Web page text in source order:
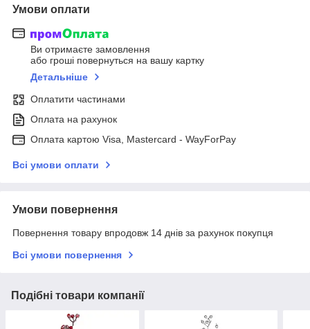
Умови оплати
Ви отримаєте замовлення
або гроші повернуться на вашу картку
Детальніше
Оплатити частинами
Оплата на рахунок
Оплата картою Visa, Mastercard - WayForPay
Всі умови оплати
Умови повернення
Повернення товару впродовж 14 днів за рахунок покупця
Всі умови повернення
Подібні товари компанії